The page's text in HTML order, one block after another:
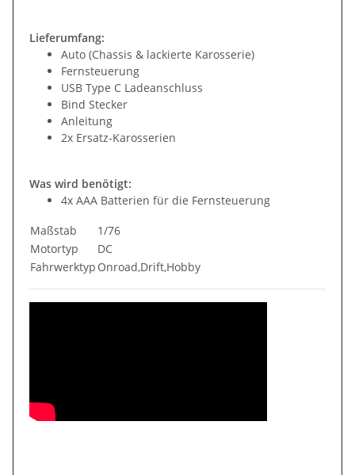
Lieferumfang:
Auto (Chassis & lackierte Karosserie)
Fernsteuerung
USB Type C Ladeanschluss
Bind Stecker
Anleitung
2x Ersatz-Karosserien
Was wird benötigt:
4x AAA Batterien für die Fernsteuerung
Maßstab
1/76
Motortyp
DC
Fahrwerktyp Onroad,Drift,Hobby